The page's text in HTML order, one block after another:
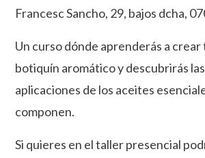
Francesc Sancho, 29, bajos dcha,
Un curso dónde aprenderás a
botiquín aromático y descubrirás
aplicaciones de los aceites
componen.
Si quieres en el taller presencial